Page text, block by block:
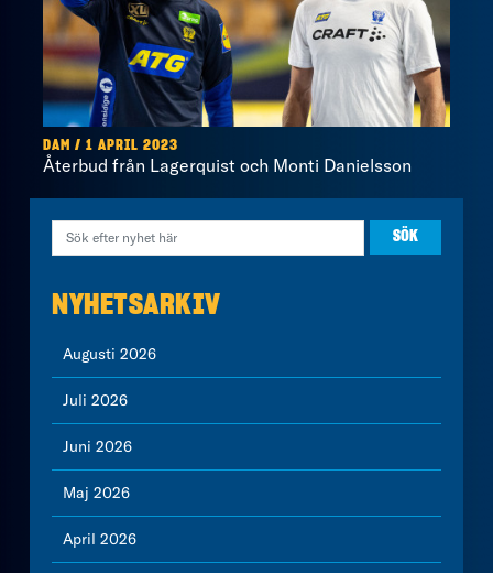
DAM / 1 APRIL 2023
Återbud från Lagerquist och Monti Danielsson
NYHETSARKIV
Augusti 2026
Juli 2026
Juni 2026
Maj 2026
April 2026